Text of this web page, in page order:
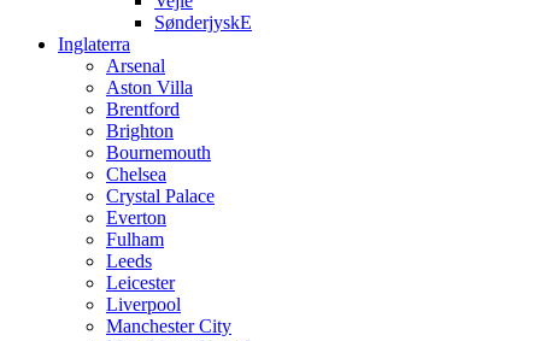
SønderjyskE
Inglaterra
Arsenal
Aston Villa
Brentford
Brighton
Bournemouth
Chelsea
Crystal Palace
Everton
Fulham
Leeds
Leicester
Liverpool
Manchester City